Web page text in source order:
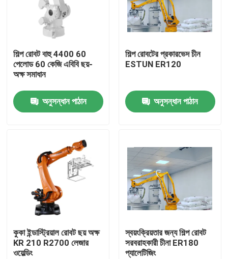
ভিআর শো
আমাদের সম্পর্কে
গুণমান নিয়ন্ত্রণ
আমাদের সাথে যোগাযোগ
মামলা
শিল্প রোবট বাহু 4400 60
পেলোড 60 কেজি এবিবি ছয়-
অক্ষ সমাধান
অনুসন্ধান পাঠান
শিল্প রোবটের প্রকারভেদ চীন
ESTUN ER120
অনুসন্ধান পাঠান
কুকা ইন্ডাস্ট্রিয়াল রোবট ছয় অক্ষ
KR 210 R2700 লেজার
ওয়েল্ডিং
স্বয়ংক্রিয়তার জন্য শিল্প রোবট
সরবরাহকারী চীনা ER180
প্যালেটিজিং